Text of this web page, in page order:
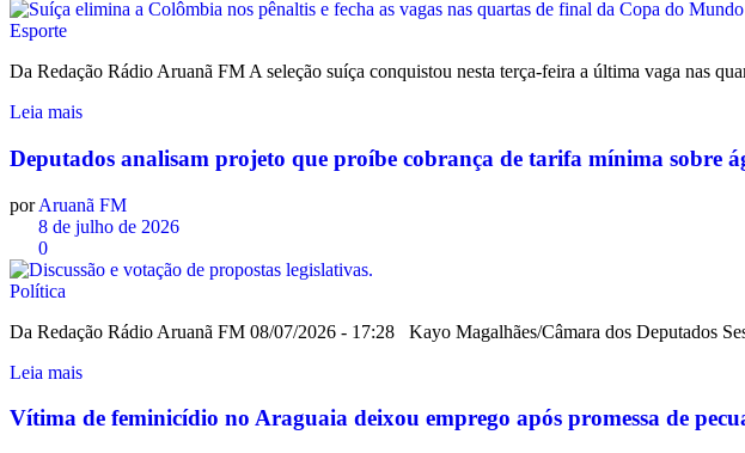
Esporte
Da Redação Rádio Aruanã FM A seleção suíça conquistou nesta terça-feira a última vaga nas
Leia mais
Deputados analisam projeto que proíbe cobrança de tarifa mínima sobre
por Aruanã FM
8 de julho de 2026
0
Política
Da Redação Rádio Aruanã FM 08/07/2026 - 17:28 Kayo Magalhães/Câmara dos Deputados
Leia mais
Vítima de feminicídio no Araguaia deixou emprego após promessa de